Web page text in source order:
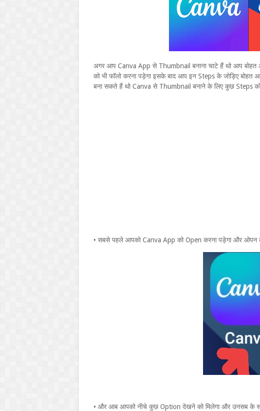
अगर आप Canva App से Thumbnail बनाना चाटे हैं थो आप
को भी फॉलो करना पड़ेगा इसके बाद आप इन Steps के जोड़िए
बना सकते हैं थो Canva से Thumbnail बनाने के लिए कुछ Steps
• सबसे पहले आपको Canva App को Open करना पड़ेगा और ओपन
• और आब आपको नीचे कुछ Option देखने को मिलेगा और उनसब के